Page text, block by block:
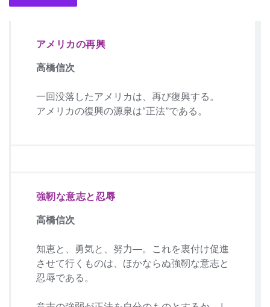
アメリカの再興
高橋信次
一回没落したアメリカは、再び復興する。
アメリカの復興の源泉は“正法”である。
強靭な意志と忍辱
高橋信次
知恵と、勇気と、努力―。これを裏付け促進
させて行くものは、ほかならぬ強靭な意志と
忍辱である。